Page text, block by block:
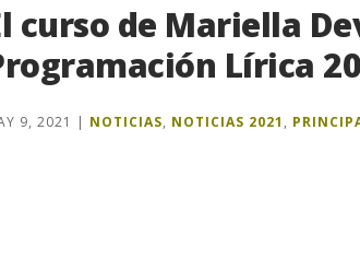
curso de Mariella
Lírica
9, 2021 | NOTICIAS, NOTICIAS 2021 ,